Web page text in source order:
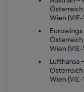
Wien
Wien
Lufthansa
Wien